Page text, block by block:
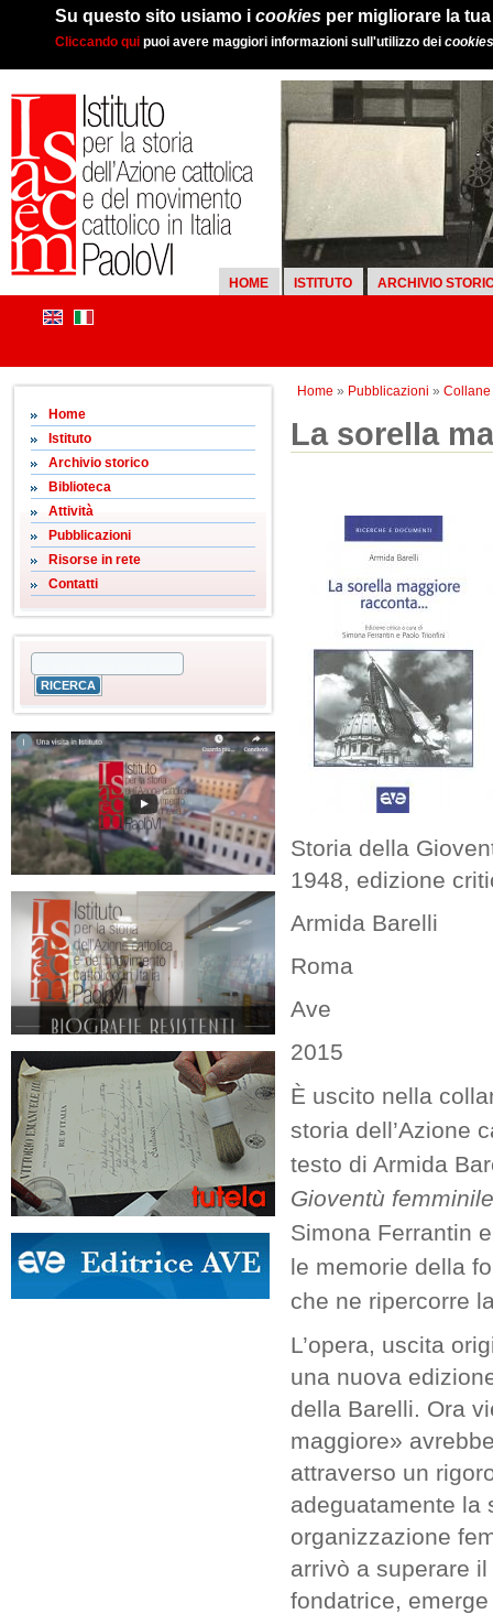
Su questo sito usiamo i cookies per migliorare la
Cliccando qui puoi avere maggiori informazioni sull'utilizzo dei cookies
HOME ISTITUTO ARCHIVIO
Home » Pubblicazioni » Collane
Home
Istituto
Archivio storico
Biblioteca
Attività
Pubblicazioni
Risorse in rete
Contatti
La sorella
Storia della
1948, edizione
Armida Barelli
Roma
Ave
2015
È uscito nella
storia dell’Azione
testo di Armida
Gioventù
Simona Ferrantin
le memorie della
che ne ripercorre
L’opera, uscita
una nuova
della Barelli. Ora
maggiore»
attraverso un
adeguatamente la
organizzazione
arrivò a superare
fondatrice,